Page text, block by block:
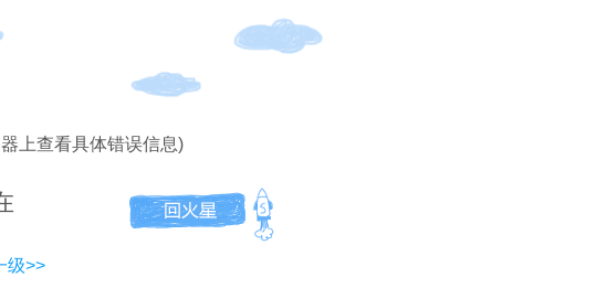
上查看具体错误信息)
级>>